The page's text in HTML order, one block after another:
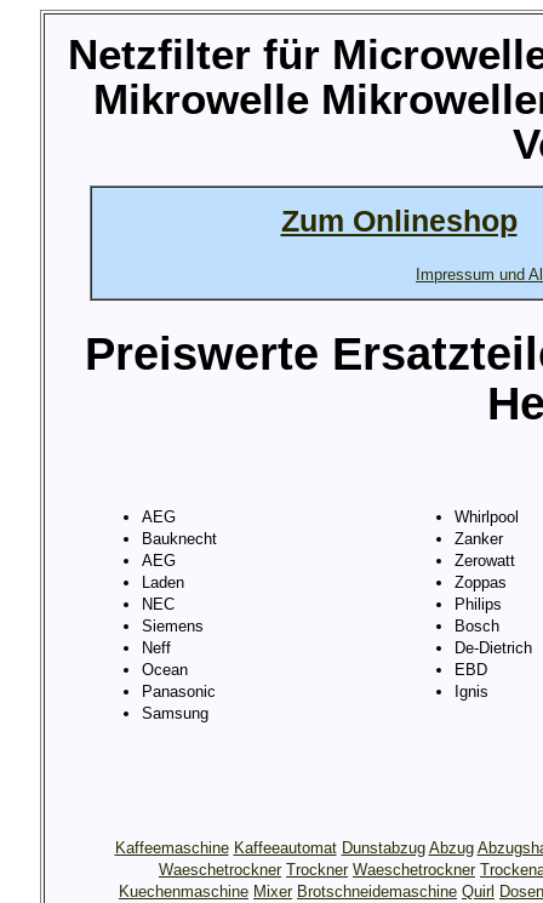
Netzfilter für
Mikrowelle
Zum Onlineshop
Impressum und
Preiswerte
AEG
Bauknecht
AEG
Laden
NEC
Siemens
Neff
Ocean
Panasonic
Samsung
Whirlpool
Zanker
Zerowatt
Zoppas
Philips
Bosch
De-Dietrich
EBD
Ignis
Kaffeemaschine Kaffeeautomat Dunstabzug Abzug
Waeschetrockner Trockner Waeschetrockner
Kuechenmaschine Mixer Brotschneidemaschine Quirl